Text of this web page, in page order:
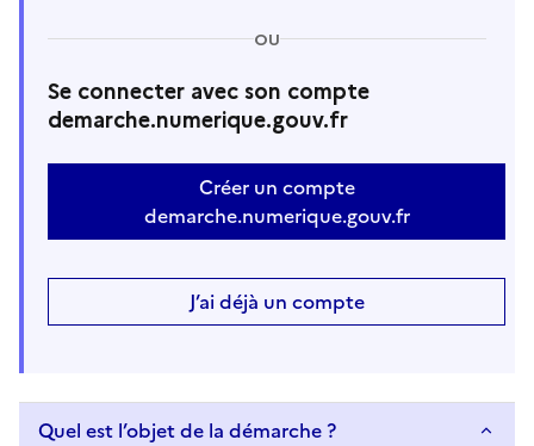
OU
Se connecter avec son compte
demarche.numerique.gouv.fr
Créer un compte
demarche.numerique.gouv.fr
J’ai déjà un compte
Quel est l’objet de la démarche ?